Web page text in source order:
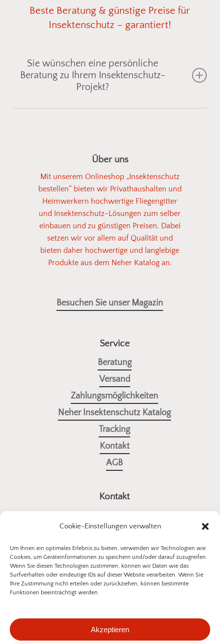
Cookie-Einstellungen verwalten
Um Ihnen ein optimales Erlebnis zu bieten, verwenden wir Technologien wie
Cookies, um Geräteinformationen zu speichern und/oder darauf zuzugreifen.
Wenn Sie diesen Technologien zustimmen, können wir Daten wie das
Surfverhalten oder eindeutige IDs auf dieser Website verarbeiten. Wenn Sie
Ihre Zustimmung nicht erteilen oder zurückziehen, können bestimmte
Funktionen beeinträchtigt werden.
Akzeptieren
Beste Beratung & günstige Preise für
Insektenschutz – garantiert!
Sie wünschen eine persönliche
Beratung zu Ihrem Insektenschutz-
Projekt?
Einbausituation. Senden Sie uns einfach ein Foto
vom gewünschten Bereich, und wir zeigen Ihnen
geeigneteFliegengitter oderSpannrahmen
unserem Sortiment. So einfach kann
Insektenschutz sein!
Fotos senden
Über uns
Mit unserem Onlineshop „Insektenschutz
bestellen“ bieten wir Privathaushalten und
Heimwerkern hochwertige Fliegengitter
und Insektenschutz-Lösungen zum selber
einbauen und zu günstigen Preisen. Dabei
setzen wir vor allem auf Qualität und
bieten daher hochwertige und langlebige
Produkte aus dem Neher Katalog an.
Besuchen Sie unser Magazin
Service
Beratung
Versand
Zahlungsmöglichkeiten
Neher Insektenschutz Katalog
Tracking
Kontakt
AGB
Kontakt
Stuttgarter Straße 10
73614 Schorndorf
E-Mail:kontakt@insektenschutz-bestellen.de
Datenschutzerklärung